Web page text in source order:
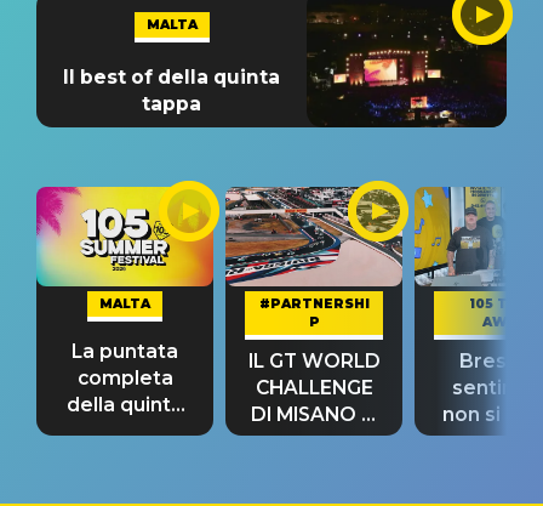
MALTA
Il best of della quinta
tappa
MALTA
La puntata
completa
della quinta
tappa
#PARTNERSHI
P
IL GT WORLD
CHALLENGE
DI MISANO si
riconferma
105 TAKE
AWAY
Bresh:
non si
fino alla